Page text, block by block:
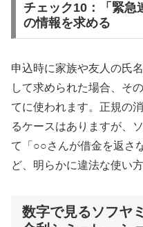
チェック10：「緊急
の情報を求める
申込時に家族や友人の氏
して求められた場合、そ
てに使われます。正規の
るケースはありますが、
て「○○さんが借金を返さ
ど、明らかに違法な使い
数字で見るソフヤ